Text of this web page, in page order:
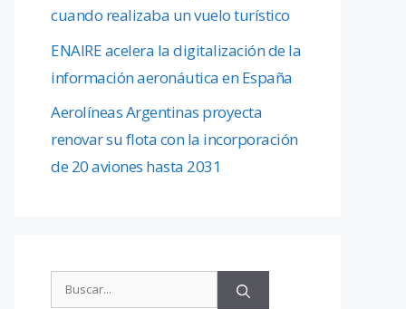
cuando realizaba un vuelo turístico
ENAIRE acelera la digitalización de la
información aeronáutica en España
Aerolíneas Argentinas proyecta
renovar su flota con la incorporación
de 20 aviones hasta 2031